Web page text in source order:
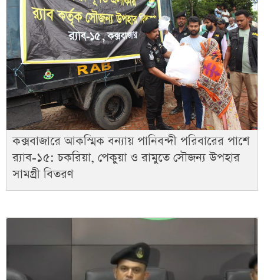
কক্সবাজারে আকস্মিক বন্যায় পানিবন্দী পরিবারের পাশে
র‌্যাব-১৫: চকরিয়া, পেকুয়া ও রামুতে সৌজন্য উপহার
সামগ্রী বিতরণ